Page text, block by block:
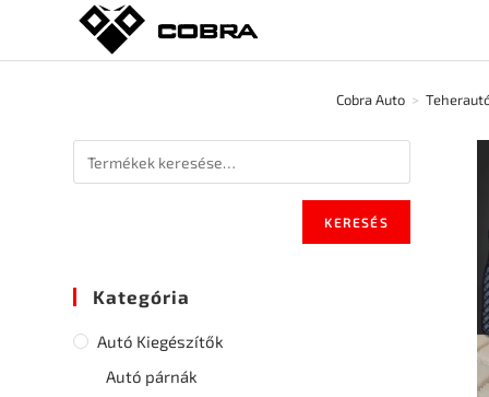
Cobra Auto >
KERESÉS
Kategória
Autó Kiegészítők
Autó párnák